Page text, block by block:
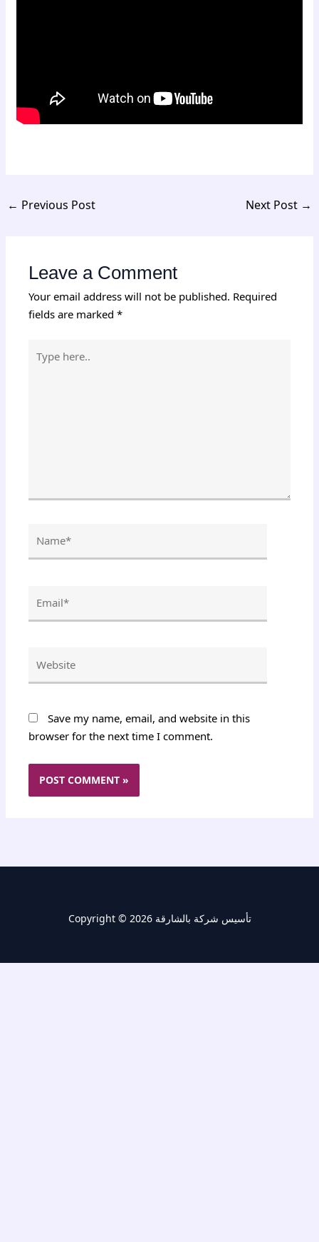
← Previous Post Next Post →
Leave a Comment
Your email address will not be published. Required
fields are marked*
here..
Save my name, email, and website in this
browser for the next time I comment.
Copyright © 2026 تأسيس شركة بالشارقة